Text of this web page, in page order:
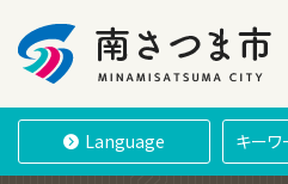
南さつま市
Language